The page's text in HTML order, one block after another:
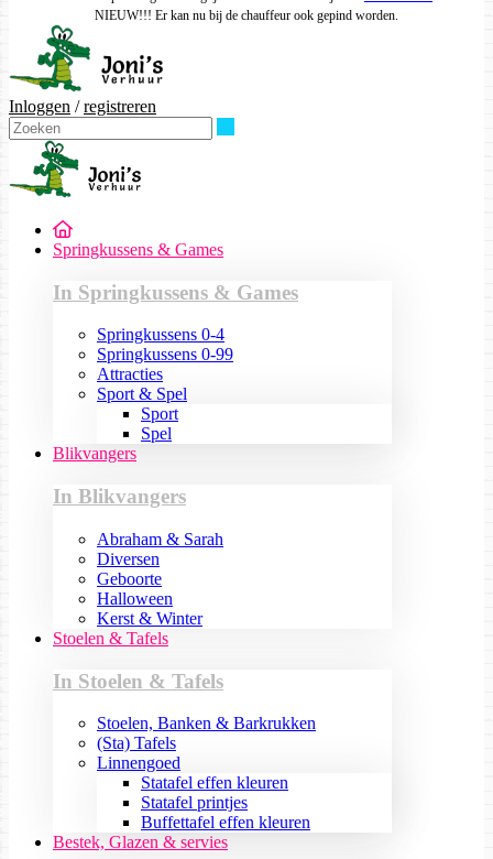
NIEUW!!! Er kan nu bij de chauffeur ook gepind worden.
Inloggen /registreren
Springkussens & Games
In Springkussens & Games
Springkussens 0-4
Springkussens 0-99
Attracties
Sport & Spel
Sport
Spel
Blikvangers
In Blikvangers
Abraham & Sarah
Diversen
Geboorte
Halloween
Kerst & Winter
Stoelen & Tafels
In Stoelen & Tafels
Stoelen, Banken & Barkrukken
(Sta) Tafels
Linnengoed
Statafel effen kleuren
Statafel printjes
Buffettafel effen kleuren
Bestek, Glazen & servies